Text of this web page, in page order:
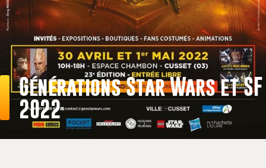
Générations Star Wars et SF
2022